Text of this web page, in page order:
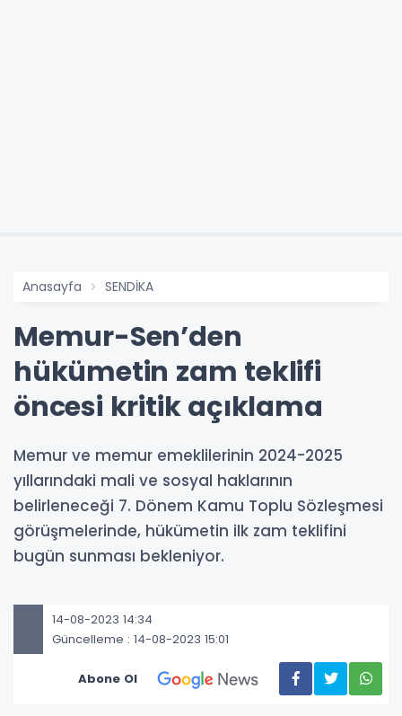
Anasayfa SENDİKA
Memur-Sen’den
hükümetin zam teklifi
öncesi kritik açıklama
Memur ve memur emeklilerinin 2024-2025
yıllarındaki mali ve sosyal haklarının
belirleneceği 7. Dönem Kamu Toplu Sözleşmesi
görüşmelerinde, hükümetin ilk zam teklifini
bugün sunması bekleniyor.
14-08-2023 14:34
Güncelleme : 14-08-2023 15:01
Abone Ol